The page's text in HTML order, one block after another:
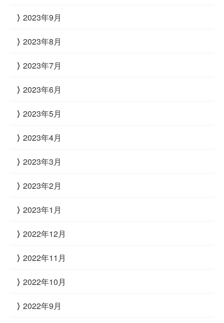
2023年9月
2023年8月
2023年7月
2023年6月
2023年5月
2023年4月
2023年3月
2023年2月
2023年1月
2022年12月
2022年11月
2022年10月
2022年9月